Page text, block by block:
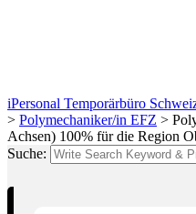
iPersonal Temporärbüro
> Polymechaniker/in EFZ >
Achsen) 100% für die Region
Suche: